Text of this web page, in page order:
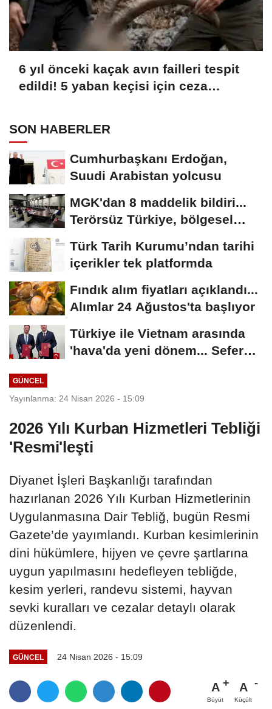
6 yıl önceki kaçak avın failleri tespit
edildi! 5 yaban keçisi için ceza
SON HABERLER
Cumhurbaşkanı Erdoğan,
Suudi Arabistan yolcusu
MGK'dan 8 maddelik bildiri...
Terörsüz Türkiye, bölgesel
Türk Tarih Kurumu’ndan tarihi
içerikler tek platformda
Fındık alım fiyatları açıklandı...
Alımlar 24 Ağustos'ta başlıyor
Türkiye ile Vietnam arasında
'hava'da yeni dönem... Sefer
GÜNCEL
Yayınlanma: 24 Nisan 2026 - 15:09
2026 Yılı Kurban Hizmetleri Tebliği
'Resmi'leşti
Diyanet İşleri Başkanlığı tarafından
hazırlanan 2026 Yılı Kurban Hizmetlerinin
Uygulanmasına Dair Tebliğ, bugün Resmi
Gazete’de yayımlandı. Kurban kesimlerinin
dini hükümlere, hijyen ve çevre şartlarına
uygun yapılmasını hedefleyen tebliğde,
kesim yerleri, randevu sistemi, hayvan
sevki kuralları ve cezalar detaylı olarak
düzenlendi.
GÜNCEL 24 Nisan 2026 - 15:09
A
Büyüt
A
Küçült